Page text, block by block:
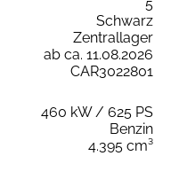
5
Schwarz
Zentrallager
ab ca. 11.08.2026
CAR3022801
460 kW / 625 PS
Benzin
4.395 cm³